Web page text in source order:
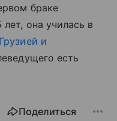
браке
она училась в
и
есть
Поделиться